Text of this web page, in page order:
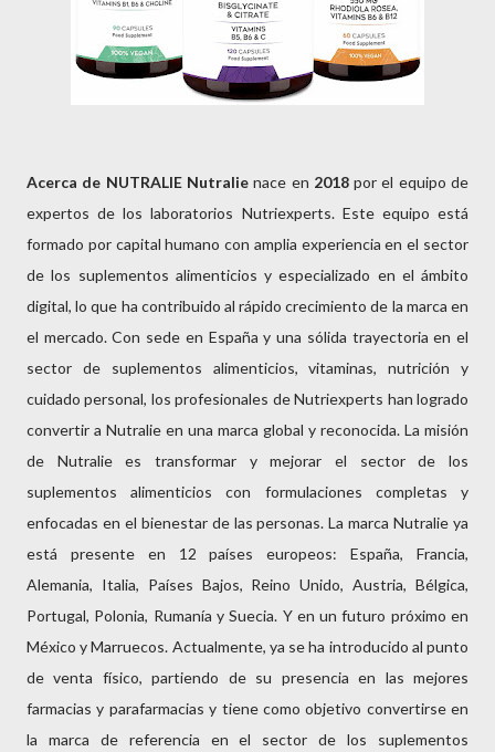
Acerca de NUTRALIE Nutralienace en 2018por el equipo de
expertos de los laboratorios Nutriexperts. Este equipo está
formado por capital humano con amplia experiencia en el sector
de los suplementos alimenticios y especializado en el ámbito
digital, lo que ha contribuido al rápido crecimiento de la marca en
el mercado. Con sede en España y una sólida trayectoria en el
sector de suplementos alimenticios, vitaminas, nutrición y
cuidado personal, los profesionales de Nutriexperts han logrado
convertir a Nutralie en una marca global y reconocida. La misión
de Nutralie es transformar y mejorar el sector de los
suplementos alimenticios con formulaciones completas y
enfocadas en el bienestar de las personas. La marca Nutralie ya
está presente en 12 países europeos: España, Francia,
Alemania, Italia, Países Bajos, Reino Unido, Austria, Bélgica,
Portugal, Polonia, Rumanía y Suecia. Y en un futuro próximo en
México y Marruecos. Actualmente, ya se ha introducido al punto
de venta físico, partiendo de su presencia en las mejores
farmacias y parafarmacias y tiene como objetivo convertirse en
la marca de referencia en el sector de los suplementos